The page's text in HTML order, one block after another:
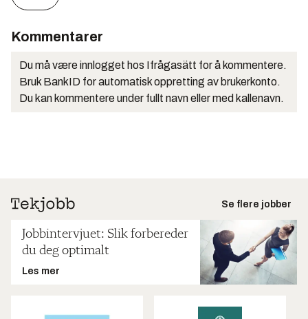
Kommentarer
Du må være innlogget hos Ifrågasätt for å kommentere.
Bruk BankID for automatisk oppretting av brukerkonto.
Du kan kommentere under fullt navn eller med kallenavn.
Se flere jobber
Jobbintervjuet: Slik forbereder
du deg optimalt
Les mer